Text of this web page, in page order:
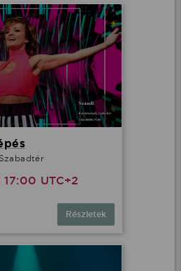
UTC+2
Részletek